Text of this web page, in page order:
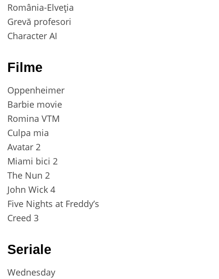
România-Elveția
Grevă profesori
Character AI
Filme
Oppenheimer
Barbie movie
Romina VTM
Culpa mia
Avatar 2
Miami bici 2
The Nun 2
John Wick 4
Five Nights at Freddy’s
Creed 3
Seriale
Wednesday